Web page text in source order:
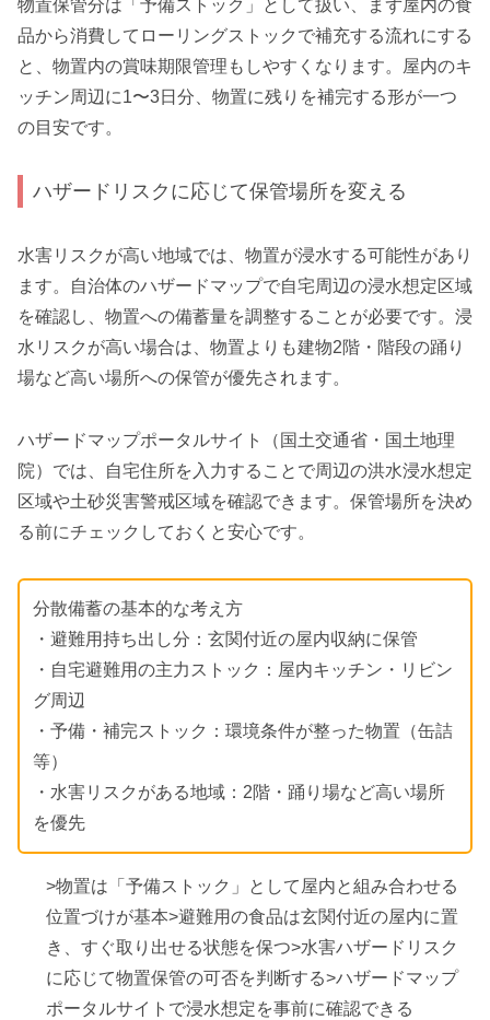
物置保管分は「予備ストック」として扱い、まず屋内の食
品から消費してローリングストックで補充する流れにする
と、物置内の賞味期限管理もしやすくなります。屋内のキ
ッチン周辺に1〜3日分、物置に残りを補完する形が一つ
の目安です。
ハザードリスクに応じて保管場所を変える
水害リスクが高い地域では、物置が浸水する可能性があり
ます。自治体のハザードマップで自宅周辺の浸水想定区域
を確認し、物置への備蓄量を調整することが必要です。浸
水リスクが高い場合は、物置よりも建物2階・階段の踊り
場など高い場所への保管が優先されます。
ハザードマップポータルサイト（国土交通省・国土地理
院）では、自宅住所を入力することで周辺の洪水浸水想定
区域や土砂災害警戒区域を確認できます。保管場所を決め
る前にチェックしておくと安心です。
分散備蓄の基本的な考え方
・避難用持ち出し分：玄関付近の屋内収納に保管
・自宅避難用の主力ストック：屋内キッチン・リビン
グ周辺
・予備・補完ストック：環境条件が整った物置（缶詰
等）
・水害リスクがある地域：2階・踊り場など高い場所
を優先
>物置は「予備ストック」として屋内と組み合わせる
位置づけが基本>避難用の食品は玄関付近の屋内に置
き、すぐ取り出せる状態を保つ>水害ハザードリスク
に応じて物置保管の可否を判断する>ハザードマップ
ポータルサイトで浸水想定を事前に確認できる